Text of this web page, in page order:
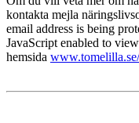
kontakta mejla
email address is being
JavaScript enabled to
hemsida